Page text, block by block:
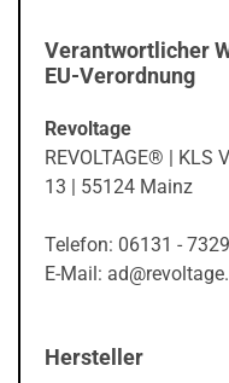
Verantwortlicher
EU-Verordnung
Revoltage
REVOLTAGE® | KLS
13 | 55124 Mainz
Telefon: 06131 -
E-Mail:
Hersteller